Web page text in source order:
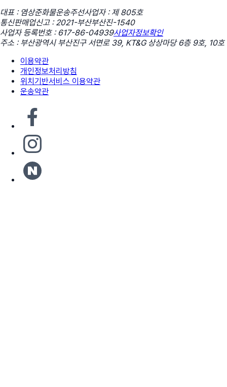
대표 : 염상준화물운송주선사업자 : 제 805호
통신판매업신고 : 2021-부산부산진-1540
사업자 등록번호 : 617-86-04939사업자정보확인
주소 : 부산광역시 부산진구 서면로 39, KT&G 상상마당 6층 9호, 10호
이용약관
개인정보처리방침
위치기반서비스 이용약관
운송약관